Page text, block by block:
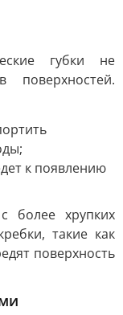
губки не
поверхностей.
к появлению
более хрупких
такие как
поверхность